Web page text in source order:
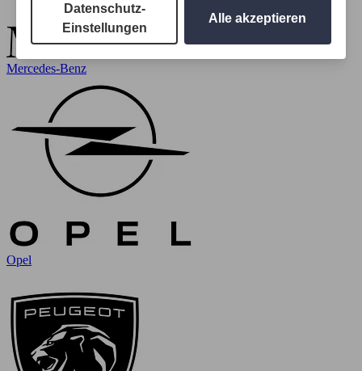
Mercedes-Benz
Opel
Datenschutz-
Einstellungen
Alle akzeptieren